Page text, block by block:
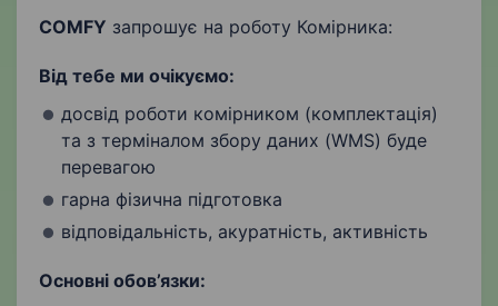
COMFY запрошує на роботу Комірника:
Від тебе ми очікуємо:
досвід роботи комірником (комплектація)
та з терміналом збору даних (WMS) буде
перевагою
гарна фізична підготовка
відповідальність, акуратність, активність
Основні обов’язки: